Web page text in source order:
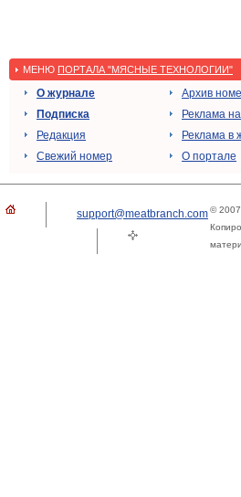
МЕНЮ ПОРТАЛА "МЯСНЫЕ ТЕХНОЛОГИИ"
О журнале
Подписка
Редакция
Свежий номер
Архив
Реклама
Реклама в
О портале
support@meatbranch.com©